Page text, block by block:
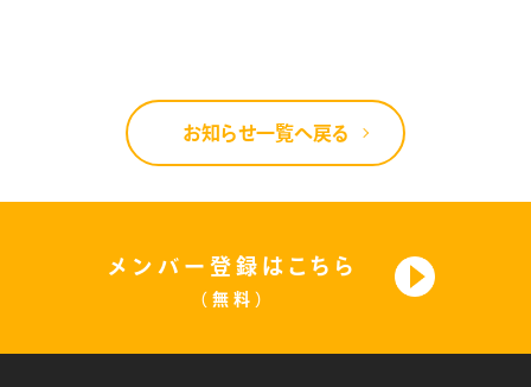
お知らせ一覧へ戻る
メンバー登録はこちら
（無料）